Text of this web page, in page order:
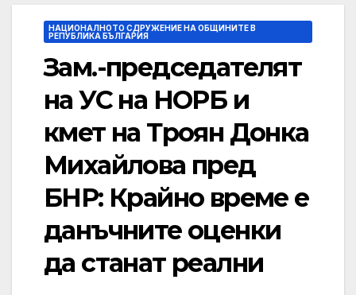
НАЦИОНАЛНОТО СДРУЖЕНИЕ НА ОБЩИНИТЕ В
РЕПУБЛИКА БЪЛГАРИЯ
Зам.-председателят
на УС на НОРБ и
кмет на Троян Донка
Михайлова пред
БНР: Крайно време е
данъчните оценки
да станат реални